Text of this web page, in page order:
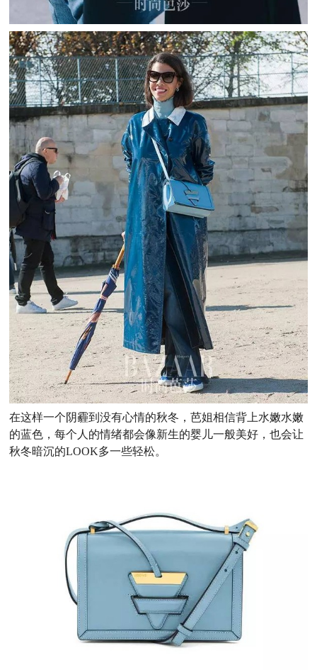
在这样一个阴霾到没有心情的秋冬，芭姐相信背上水嫩水嫩
的蓝色，每个人的情绪都会像新生的婴儿一般美好，也会让
秋冬暗沉的LOOK多一些轻松。